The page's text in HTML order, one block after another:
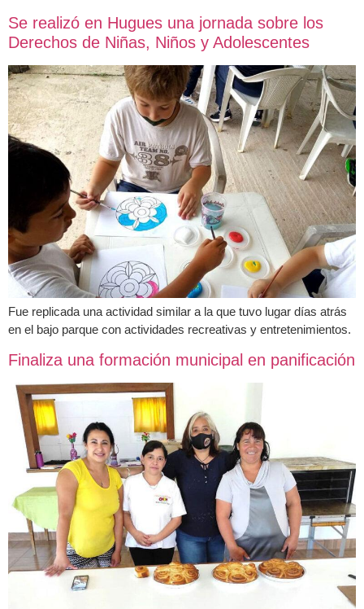
Se realizó en Hugues una jornada sobre los
Derechos de Niñas, Niños y Adolescentes
Fue replicada una actividad similar a la que tuvo lugar días atrás
en el bajo parque con actividades recreativas y entretenimientos.
Finaliza una formación municipal en panificación